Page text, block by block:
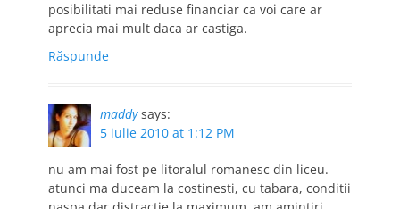
posibilitati mai reduse financiar ca voi care ar
aprecia mai mult daca ar castiga.
Răspunde
maddy says:
5 iulie 2010 at 1:12 PM
nu am mai fost pe litoralul romanesc din liceu.
atunci ma duceam la costinesti, cu tabara, conditii